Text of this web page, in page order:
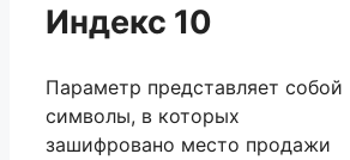
Индекс 10
Параметр представляет собой
символы, в которых
зашифровано место продажи